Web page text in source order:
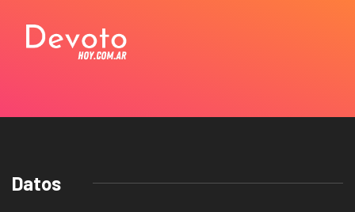
Datos